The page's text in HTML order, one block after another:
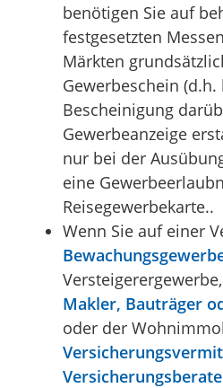
benötigen Sie auf
festgesetzten
Märkten
Gewerbeschein (d.h.
Bescheinigung
Gewerbeanzeige
nur bei der
eine
Reisegewerbekarte..
Wenn Sie auf einer
Makler, Bauträger
oder der